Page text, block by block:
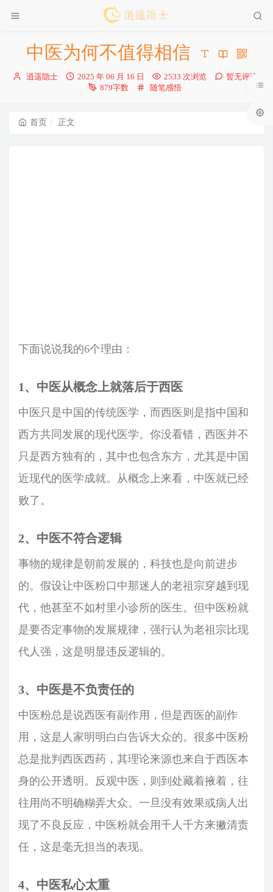
中医为何不值得相信
博
逍遥隐士
发
2025 年 06 月 16 日 2533 次浏览
暂无评论
879字数
分
随笔感悟
首页 正文
下面说说我的6个理由：
1、中医从概念上就落后于西医
中医只是中国的传统医学，而西医则是指中国和
西方共同发展的现代医学。你没看错，西医并不
只是西方独有的，其中也包含东方，尤其是中国
近现代的医学成就。从概念上来看，中医就已经
败了。
2、中医不符合逻辑
事物的规律是朝前发展的，科技也是向前进步
的。假设让中医粉口中那迷人的老祖宗穿越到现
代，他甚至不如村里小诊所的医生。但中医粉就
是要否定事物的发展规律，强行认为老祖宗比现
代人强，这是明显违反逻辑的。
3、中医是不负责任的
中医粉总是说西医有副作用，但是西医的副作
用，这是人家明明白白告诉大众的。很多中医粉
总是批判西医西药，其理论来源也来自于西医本
身的公开透明。反观中医，则到处藏着掖着，往
往用尚不明确糊弄大众。一旦没有效果或病人出
现了不良反应，中医粉就会用千人千方来撇清责
任，这是毫无担当的表现。
4、中医私心太重